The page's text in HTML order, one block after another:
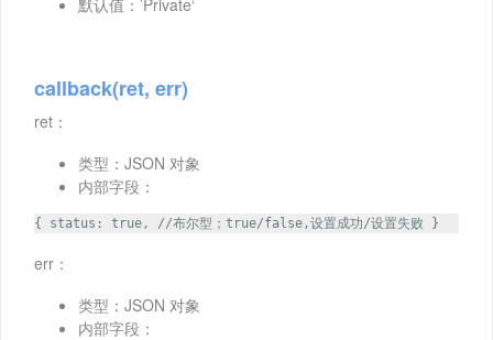
默认值：’Private‘
callback(ret, err)
ret：
类型：JSON 对象
内部字段：
{ status: true, //布尔型；true/false,设置成功/设置失败 }
err：
类型：JSON 对象
内部字段：